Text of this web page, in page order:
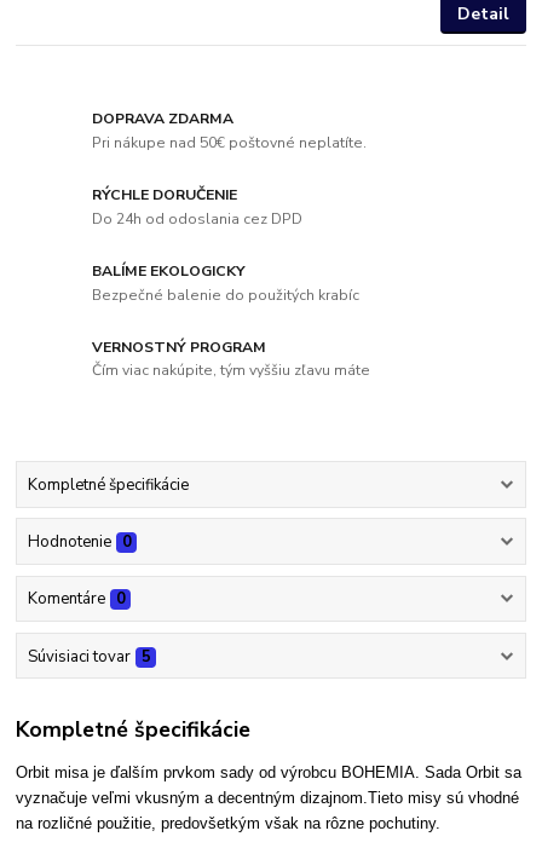
Detail
DOPRAVA ZDARMA
Pri nákupe nad 50€ poštovné neplatíte.
RÝCHLE DORUČENIE
Do 24h od odoslania cez DPD
BALÍME EKOLOGICKY
Bezpečné balenie do použitých krabíc
VERNOSTNÝ PROGRAM
Čím viac nakúpite, tým vyššiu zľavu máte
Kompletné špecifikácie
Hodnotenie 0
Komentáre 0
Súvisiaci tovar 5
Kompletné špecifikácie
Orbit misa je ďalším prvkom sady od výrobcu BOHEMIA. Sada Orbit sa
vyznačuje veľmi vkusným a decentným dizajnom.Tieto misy sú vhodné
na rozličné použitie, predovšetkým však na rôzne pochutiny.